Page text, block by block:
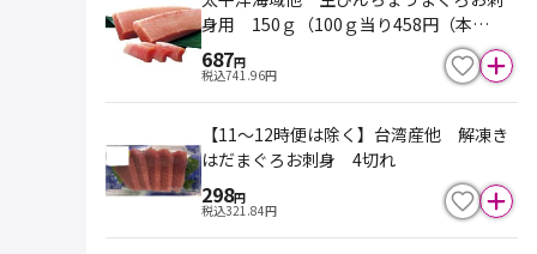
身用 150ｇ（100ｇ当り458円（本
体））
687円
税込741.96円
【11～12時便は除く】台湾産他 解凍き
はだまぐろお刺身 4切れ
298円
税込321.84円